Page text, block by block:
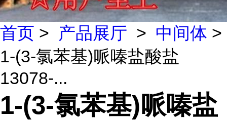
首页 > 产品展厅 > 中间体 >
1-(3-氯苯基)哌嗪盐酸盐
13078-...
1-(3-氯苯基)哌嗪盐